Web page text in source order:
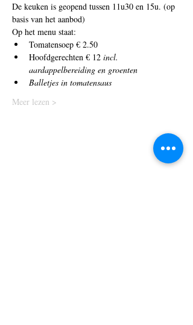
De keuken is geopend tussen 11u30 en 15u. (op
basis van het aanbod)
Op het menu staat:
Tomatensoep € 2.50
Hoofdgerechten € 12 incl.
aardappelbereiding en groenten
Balletjes in tomatensaus
Meer lezen >